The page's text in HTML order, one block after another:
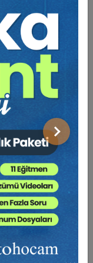
Sonraki
Demirkapı -